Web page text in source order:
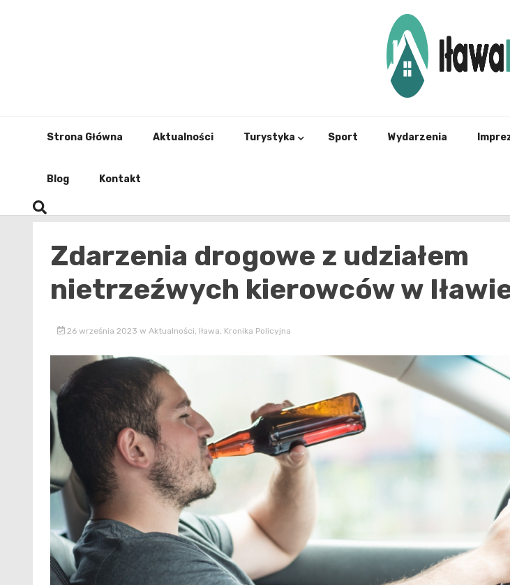
Strona Główna Aktualności Turystyka Sport Wydarzenia
Blog Kontakt
Zdarzenia drogowe z udziałem
nietrzeźwych kierowców w
26 września 2023 w Aktualności Iława Kronika Policyjna